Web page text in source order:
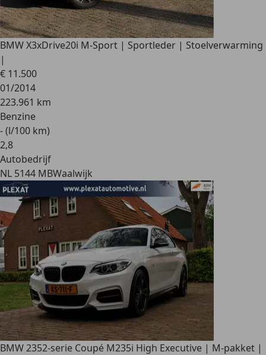
BMW X3xDrive20i M-Sport | Sportleder | Stoelverwarming
|
€ 11.500
01/2014
223.961 km
Benzine
- (l/100 km)
2,8
Autobedrijf
NL 5144 MBWaalwijk
BMW 2352-serie Coupé M235i High Executive | M-pakket |